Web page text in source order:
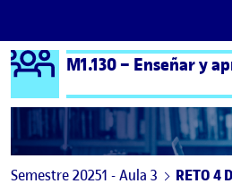
Saltar al contenido
Logo Ágora
Semestre 20251 - Aula 3 RETO 4